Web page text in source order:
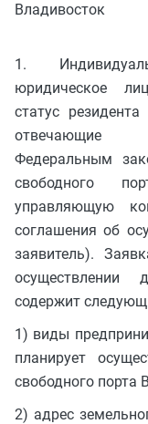
Владивосток
1.
юридическое
статус
отвечающие
Федеральным
свободного
управляющую
соглашения об
заявитель).
осуществлении
содержит
1) виды
планирует
свободного порта
2) адрес